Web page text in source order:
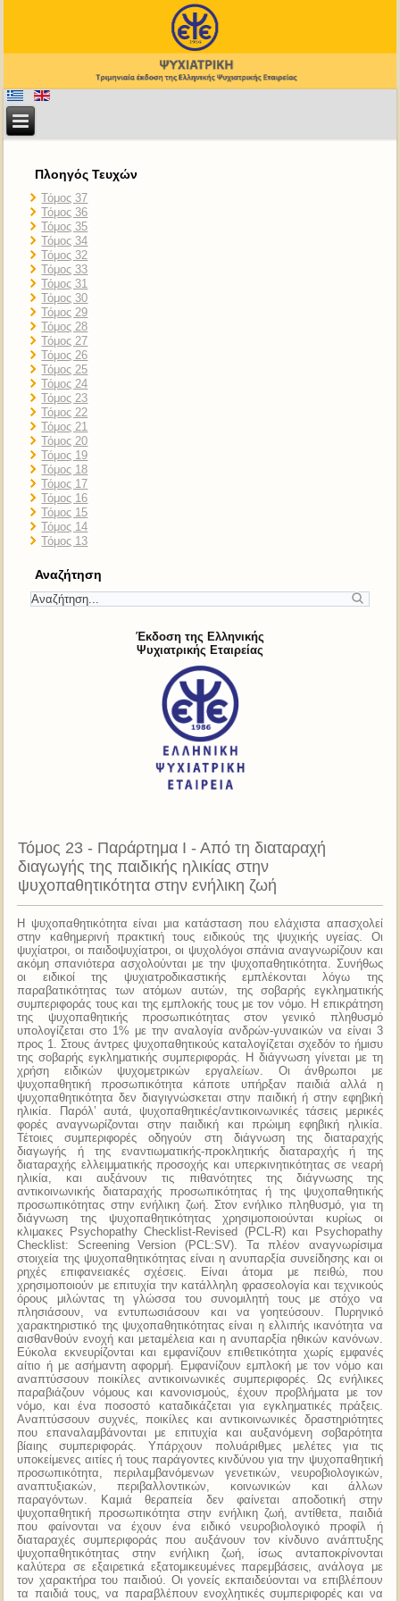
Πλοηγός Τευχών
Τόμος 37
Τόμος 36
Τόμος 35
Τόμος 34
Τόμος 32
Τόμος 33
Τόμος 31
Τόμος 30
Τόμος 29
Τόμος 28
Τόμος 27
Τόμος 26
Τόμος 25
Τόμος 24
Τόμος 23
Τόμος 22
Τόμος 21
Τόμος 20
Τόμος 19
Τόμος 18
Τόμος 17
Τόμος 16
Τόμος 15
Τόμος 14
Τόμος 13
Αναζήτηση
Έκδοση της Ελληνικής
Ψυχιατρικής Εταιρείας
Τόμος 23 - Παράρτημα Ι - Από τη διαταραχή
διαγωγής της παιδικής ηλικίας στην
ψυχοπαθητικότητα στην ενήλικη ζωή
Η ψυχοπαθητικότητα είναι μια κατάσταση που ελάχιστα απασχολεί
στην καθημερινή πρακτική τους ειδικούς της ψυχικής υγείας. Οι
ψυχίατροι, οι παιδοψυχίατροι, οι ψυχολόγοι σπάνια αναγνωρίζουν και
ακόμη σπανιότερα ασχολούνται με την ψυχοπαθητικότητα. Συνήθως
οι ειδικοί της ψυχιατροδικαστικής εμπλέκονται λόγω της
παραβατικότητας των ατόμων αυτών, της σοβαρής εγκληματικής
συμπεριφοράς τους και της εμπλοκής τους με τον νόμο. Η επικράτηση
της ψυχοπαθητικής προσωπικότητας στον γενικό πληθυσμό
υπολογίζεται στο 1% με την αναλογία ανδρών-γυναικών να είναι 3
προς 1. Στους άντρες ψυχοπαθητικούς καταλογίζεται σχεδόν το ήμισυ
της σοβαρής εγκληματικής συμπεριφοράς. Η διάγνωση γίνεται με τη
χρήση ειδικών ψυχομετρικών εργαλείων. Οι άνθρωποι με
ψυχοπαθητική προσωπικότητα κάποτε υπήρξαν παιδιά αλλά η
ψυχοπαθητικότητα δεν διαγιγνώσκεται στην παιδική ή στην εφηβική
ηλικία. Παρόλ’ αυτά, ψυχοπαθητικές/αντικοινωνικές τάσεις μερικές
φορές αναγνωρίζονται στην παιδική και πρώιμη εφηβική ηλικία.
Τέτοιες συμπεριφορές οδηγούν στη διάγνωση της διαταραχής
διαγωγής ή της εναντιωματικής-προκλητικής διαταραχής ή της
διαταραχής ελλειμματικής προσοχής και υπερκινητικότητας σε νεαρή
ηλικία, και αυξάνουν τις πιθανότητες της διάγνωσης της
αντικοινωνικής διαταραχής προσωπικότητας ή της ψυχοπαθητικής
προσωπικότητας στην ενήλικη ζωή. Στον ενήλικο πληθυσμό, για τη
διάγνωση της ψυχοπαθητικότητας χρησιμοποιούνται κυρίως οι
κλιμακες Psychopathy Checklist-Revised (PCL-R) και Psychopathy
Checklist: Screening Version (PCL:SV). Τα πλέον αναγνωρίσιμα
στοιχεία της ψυχοπαθητικότητας είναι η ανυπαρξία συνείδησης και οι
ρηχές επιφανειακές σχέσεις. Είναι άτομα με πειθώ, που
χρησιμοποιούν με επιτυχία την κατάλληλη φρασεολογία και τεχνικούς
όρους μιλώντας τη γλώσσα του συνομιλητή τους με στόχο να
πλησιάσουν, να εντυπωσιάσουν και να γοητεύσουν. Πυρηνικό
χαρακτηριστικό της ψυχοπαθητικότητας είναι η ελλιπής ικανότητα να
αισθανθούν ενοχή και μεταμέλεια και η ανυπαρξία ηθικών κανόνων.
Εύκολα εκνευρίζονται και εμφανίζουν επιθετικότητα χωρίς εμφανές
αίτιο ή με ασήμαντη αφορμή. Εμφανίζουν εμπλοκή με τον νόμο και
αναπτύσσουν ποικίλες αντικοινωνικές συμπεριφορές. Ως ενήλικες
παραβιάζουν νόμους και κανονισμούς, έχουν προβλήματα με τον
νόμο, και ένα ποσοστό καταδικάζεται για εγκληματικές πράξεις.
Αναπτύσσουν συχνές, ποικίλες και αντικοινωνικές δραστηριότητες
που επαναλαμβάνονται με επιτυχία και αυξανόμενη σοβαρότητα
βίαιης συμπεριφοράς. Υπάρχουν πολυάριθμες μελέτες για τις
υποκείμενες αιτίες ή τους παράγοντες κινδύνου για την ψυχοπαθητική
προσωπικότητα, περιλαμβανόμενων γενετικών, νευροβιολογικών,
αναπτυξιακών, περιβαλλοντικών, κοινωνικών και άλλων
παραγόντων. Καμιά θεραπεία δεν φαίνεται αποδοτική στην
ψυχοπαθητική προσωπικότητα στην ενήλικη ζωή, αντίθετα, παιδιά
που φαίνονται να έχουν ένα ειδικό νευροβιολογικό προφίλ ή
διαταραχές συμπεριφοράς που αυξάνουν τον κίνδυνο ανάπτυξης
ψυχοπαθητικότητας στην ενήλικη ζωή, ίσως ανταποκρίνονται
καλύτερα σε εξαιρετικά εξατομικευμένες παρεμβάσεις, ανάλογα με
τον χαρακτήρα του παιδιού. Οι γονείς εκπαιδεύονται να επιβλέπουν
τα παιδιά τους, να παραβλέπουν ενοχλητικές συμπεριφορές και να